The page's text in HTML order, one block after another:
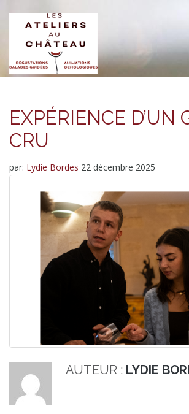
EXPÉRIENCE D’UN
CRU
par: Lydie Bordes 22 décembre 2025
AUTEUR : LYDIE